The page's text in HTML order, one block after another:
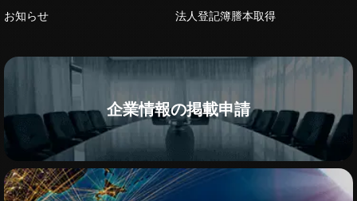
お知らせ 法人登記簿謄本取得
企業情報の掲載申請